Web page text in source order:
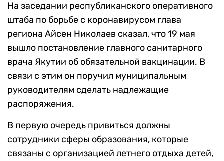
На заседании республиканского оперативного
штаба по борьбе с коронавирусом глава
региона Айсен Николаев сказал, что 19 мая
вышло постановление главного санитарного
врача Якутии об обязательной вакцинации. В
связи с этим он поручил муниципальным
руководителям сделать надлежащие
распоряжения.
В первую очередь привиться должны
сотрудники сферы образования, которые
связаны с организацией летнего отдыха детей,